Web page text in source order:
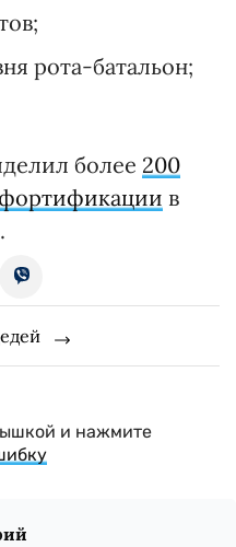
рота-батальон;
более 200
в
и нажмите